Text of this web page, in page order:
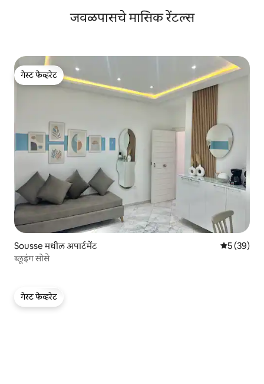
जवळपासचे मासिक रेंटल्स
गेस्ट फेव्हरेट
गेस्ट फेव्हरेट
Sousse मधील अपार्टमेंट 5 पैकी 5
5 (39)
ब्लूइंग सोसे
गेस्ट फेव्हरेट
गेस्ट फेव्हरेट